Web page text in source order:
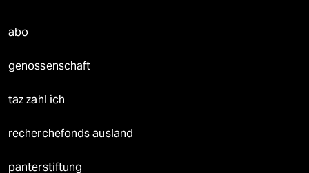
abo
genossenschaft
taz zahl ich
recherchefonds ausland
panterstiftung